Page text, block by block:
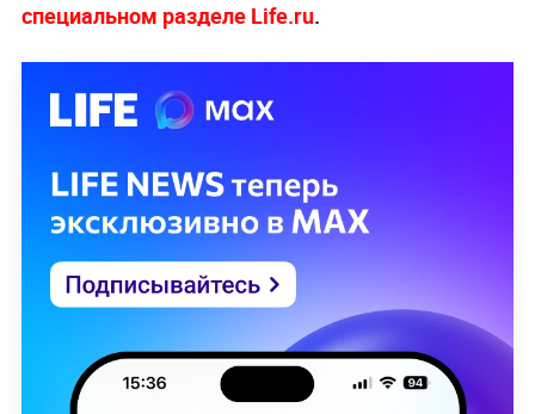
специальном разделе Life.ru.